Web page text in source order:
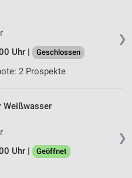
❯
Uhr |
Geschlossen
2 Prospekte
❯
Weißwasser
Uhr |
Geöffnet